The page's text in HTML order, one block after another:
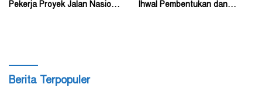
Pekerja Proyek Jalan Nasional
Ihwal Pembentukan dan
Berita Terpopuler